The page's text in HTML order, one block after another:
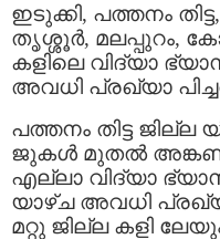
ഇടുക്കി, പത്തനം
തൃശ്ശൂര്‍, മലപ്പുറം,
കളിലെ വിദ്യാ
അവധി പ്രഖ്യാ
പത്തനം തിട്ട
ജുകള്‍ മുതല്‍ അങ്കണ
എല്ലാ വിദ്യാ
യാഴ്ച അവധി
മറ്റു ജില്ല കളി